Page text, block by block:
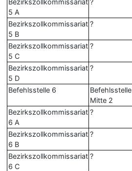
Bezirkszollkommissariat
5 A
?
Bezirkszollkommissariat
5 B
?
Bezirkszollkommissariat
5 C
?
Bezirkszollkommissariat
5 D
?
Befehlsstelle 6
Befehlsstelle
Mitte 2
Bezirkszollkommissariat
6 A
?
Bezirkszollkommissariat
6 B
?
Bezirkszollkommissariat
6 C
?